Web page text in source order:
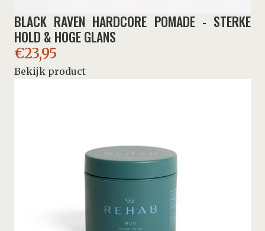
BLACK RAVEN HARDCORE POMADE - STERKE
HOLD & HOGE GLANS
€23,95
Bekijk product